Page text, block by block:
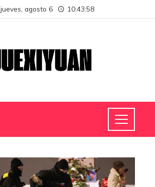
jueves, agosto 6 10:43:59